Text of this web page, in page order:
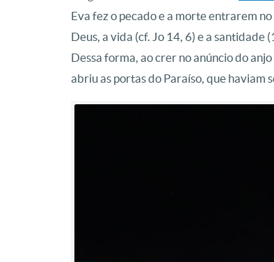
Eva fez o pecado e a morte entrarem
Deus, a vida (cf. Jo 14, 6) e a santidade
Dessa forma, ao crer no anúncio do
abriu as portas do Paraíso, que haviam